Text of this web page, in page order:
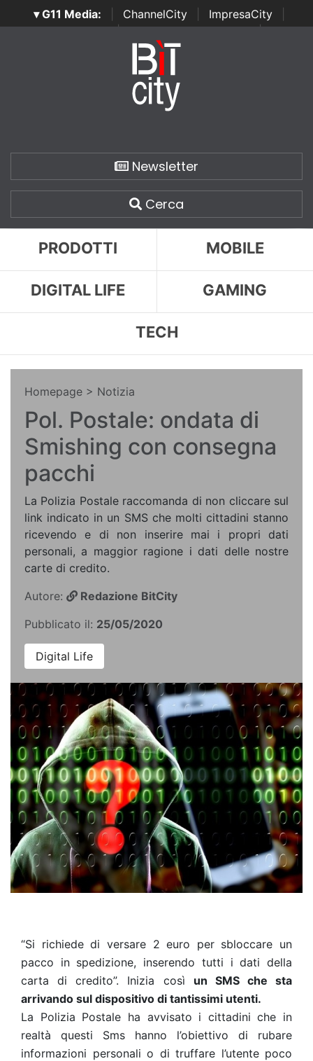
▾ G11 Media: ChannelCity ImpresaCity
SecurityOpenLab | Italian Channel Awards | Italian
Italian Security Awards
Newsletter
Cerca
PRODOTTI MOBILE
DIGITAL LIFE GAMING
TECH
Homepage > Notizia
Pol. Postale: ondata di
Smishing con consegna
pacchi
La Polizia Postale raccomanda di non cliccare sul
link indicato in un SMS che molti cittadini stanno
ricevendo e di non inserire mai i propri dati
personali, a maggior ragione i dati delle nostre
carte di credito.
Autore:
Redazione BitCity
Pubblicato il: 25/05/2020
Digital Life
“Si richiede di versare 2 euro per sbloccare un
pacco in spedizione, inserendo tutti i dati della
carta di credito”. Inizia così un SMS che sta
arrivando sul dispositivo di tantissimi utenti.
La Polizia Postale ha avvisato i cittadini che in
realtà questi Sms hanno l’obiettivo di rubare
informazioni personali o di truffare l’utente poco